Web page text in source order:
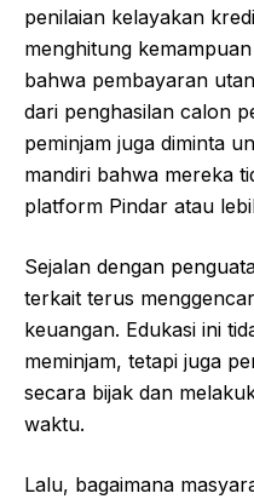
penilaian kelayakan
menghitung
bahwa pembayaran
dari penghasilan calon
peminjam juga diminta
mandiri bahwa mereka
platform Pindar atau
Sejalan dengan
terkait terus
keuangan. Edukasi ini
meminjam, tetapi juga
secara bijak dan
waktu.
Lalu, bagaimana